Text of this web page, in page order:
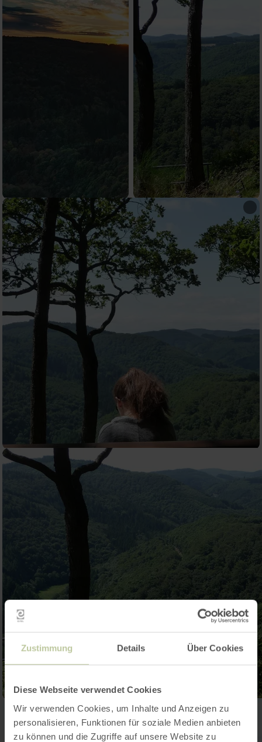
Zustimmung Details Über Cookies
Diese Webseite verwendet Cookies
Wir verwenden Cookies, um Inhalte und Anzeigen zu
personalisieren, Funktionen für soziale Medien anbieten
zu können und die Zugriffe auf unsere Website zu